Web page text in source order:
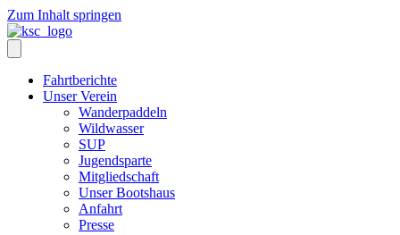
Zum Inhalt springen
Fahrtberichte
Unser Verein
Wanderpaddeln
Wildwasser
SUP
Jugendsparte
Mitgliedschaft
Unser Bootshaus
Anfahrt
Presse